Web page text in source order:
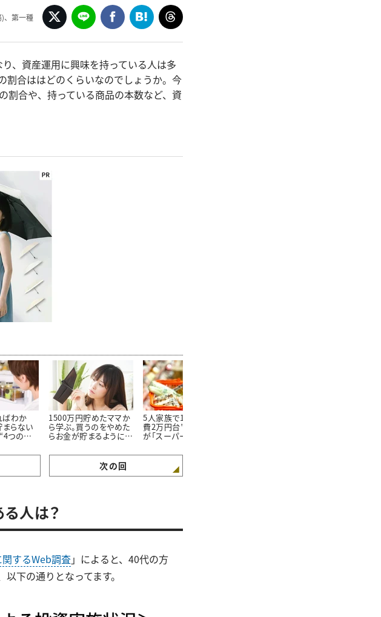
、第一種
、資産運用に興味を持っている人は多
割合ははどのくらいなのでしょうか。今
割合や、持っている商品の本数など、資
ばわか
まらない
つの特
1500万円貯めたママか
ら学ぶ。買うのをやめた
らお金が貯まるようにな
5人家族で1か月の“食
費2万円台”。そんな私
が「スーパーで買わない
次の回
人は？
するWeb調査」によると、40代の方
下の通りとなってます。